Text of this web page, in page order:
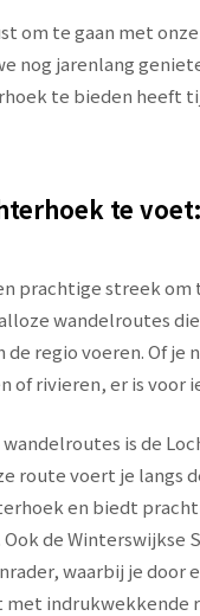
om te gaan met
nog jarenlang
te bieden heeft
te
prachtige streek om
wandelroutes
regio voeren. Of je
of rivieren, er is voor
is de
route voert je langs
en biedt
de Winterswijkse
waarbij je door
indrukwekkende